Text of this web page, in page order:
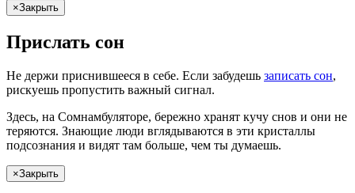
×Закрыть
Прислать сон
Не держи приснившееся в себе. Если забудешь записать сон,
рискуешь пропустить важный сигнал.
Здесь, на Сомнамбуляторе, бережно хранят кучу снов и они не
теряются. Знающие люди вглядываются в эти кристаллы
подсознания и видят там больше, чем ты думаешь.
×Закрыть